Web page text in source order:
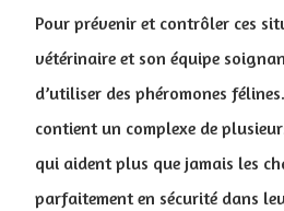
Pour prévenir et contrôler ces
vétérinaire et son équipe
d’utiliser des phéromones
contient un complexe de
qui aident plus que jamais les
parfaitement en sécurité dans